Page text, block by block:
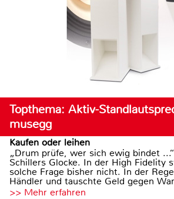
Topthema: Aktiv-
musegg
Kaufen oder leihen
„Drum prüfe, wer sich ewig bindet
Schillers Glocke. In der High Fidelity
solche Frage bisher nicht. In der
Händler und tauschte Geld gegen
>> Mehr erfahren